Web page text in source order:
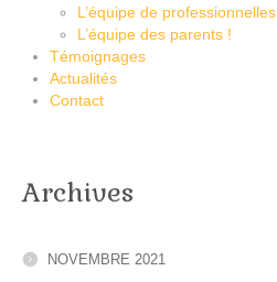
L’équipe de professionnelles
L’équipe des parents !
Témoignages
Actualités
Contact
Archives
NOVEMBRE 2021